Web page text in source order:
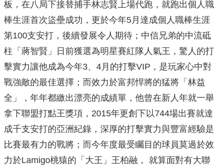
板，在八局下接替捕手林志賢上場代跑，就跑出個人職
棒生涯首次盜壘成功，更於今年5月達成個人職棒生涯
第100支安打，後續發展令人期待；中信兄弟的中流砥
柱「蔣智賢」日前獲選為明星賽紅隊人氣王，驚人的打
擊實力讓他成為今年3、4月的打擊VIP，是玩家心中對
戰強敵的最佳選擇；而效力於富邦悍將的猛將「林益
全」，年年都繳出漂亮的成績單，他曾在新人年就一舉
拿下聯盟打點王獎項，2015年更創下以744場出賽就達
成千支安打的亞洲紀錄，深厚的打擊實力與豐富經驗是
比賽最有力的戰將；而今年度最受矚目的球員莫過於效
力於Lamigo桃猿的「大王」王柏融， 就算面對有大聯